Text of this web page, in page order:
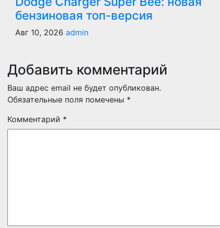
бензиновая топ-версия
Авг 10, 2026 admin
Добавить комментарий
Ваш адрес email не будет опубликован.
Обязательные поля помечены *
Комментарий *